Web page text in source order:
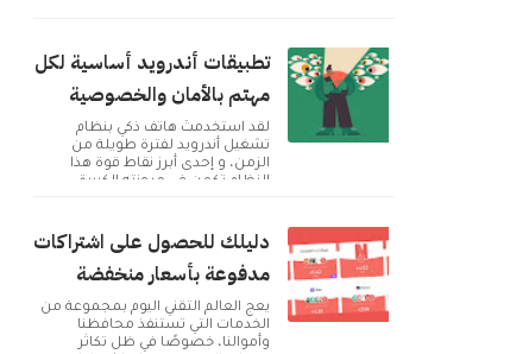
تطبيقات أندرويد أساسية لكل
مهتم بالأمان والخصوصية
لقد استخدمتُ هاتف ذكي بنظام
تشغيل أندرويد لفترة طويلة من
الزمن، و إحدى أبرز نقاط قوة هذا
النظام تكمن في مرونته الكبيرة
دليلك للحصول على اشتراكات
مدفوعة بأسعار منخفضة
يعج العالم التقني اليوم بمجموعة من
الخدمات التي تستنفذ محافظنا
وأموالنا، خصوصًا في ظل تكاثر